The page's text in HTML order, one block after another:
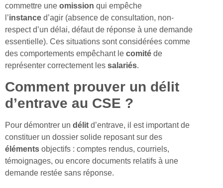
commettre une omission qui empêche
l’instance d’agir (absence de consultation, non-
respect d’un délai, défaut de réponse à une demande
essentielle). Ces situations sont considérées comme
des comportements empêchant le comité de
représenter correctement les salariés.
Comment prouver un délit
d’entrave au CSE ?
Pour démontrer un délit d’entrave, il est important de
constituer un dossier solide reposant sur des
éléments objectifs : comptes rendus, courriels,
témoignages, ou encore documents relatifs à une
demande restée sans réponse.